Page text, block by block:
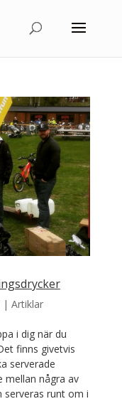
| Artiklar
i dig när du
finns givetvis
serverade
mellan några av
serveras runt om i